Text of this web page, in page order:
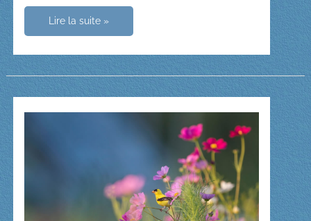
« Celui
m’a
a
vu
le
Père »
(Jn
Lire la suite »